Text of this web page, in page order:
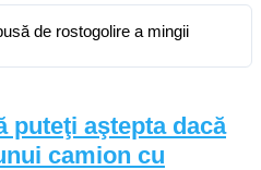
de rostogolire a mingii
puteţi aştepta dacă
camion cu